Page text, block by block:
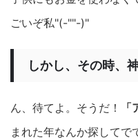
ごいぞ私"(-""-)"
しかし、その時、
ん、待てよ。そうだ！ 「
まれた年なんか探して